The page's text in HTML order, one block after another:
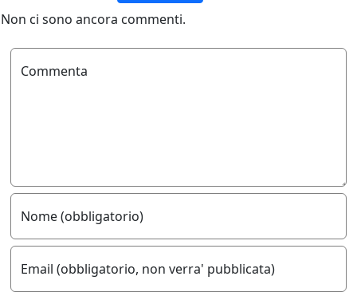
Non ci sono ancora commenti.
Commenta
Nome (obbligatorio)
Email (obbligatorio, non verra' pubblicata)